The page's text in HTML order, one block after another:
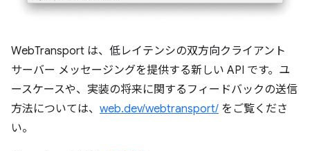
WebTransport は、低レイテンシの双方向クライアント
サーバー メッセージングを提供する新しい API です。ユ
ースケースや、実装の将来に関するフィードバックの送信
方法については、 web.dev/webtransport/ をご覧くださ
い。